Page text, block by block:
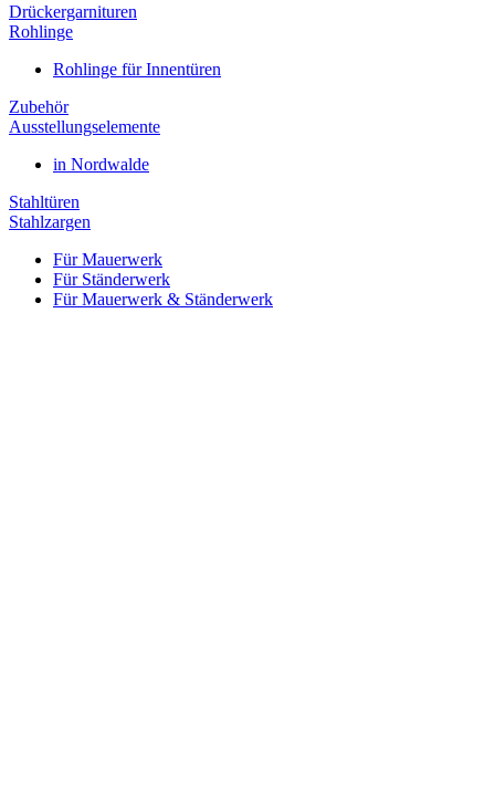
Drückergarnituren
Rohlinge
Rohlinge für Innentüren
Zubehör
Ausstellungselemente
in Nordwalde
Stahltüren
Stahlzargen
Für Mauerwerk
Für Ständerwerk
Für Mauerwerk & Ständerwerk